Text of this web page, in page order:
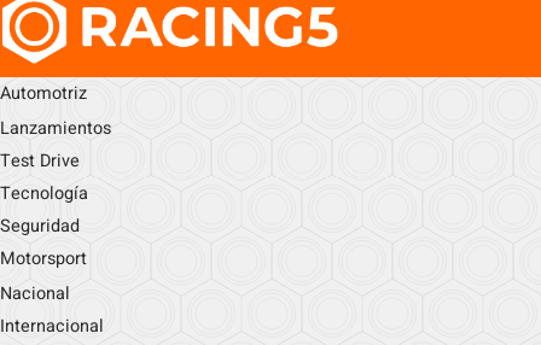
Automotriz
Lanzamientos
Test Drive
Tecnología
Seguridad
Motorsport
Nacional
Internacional